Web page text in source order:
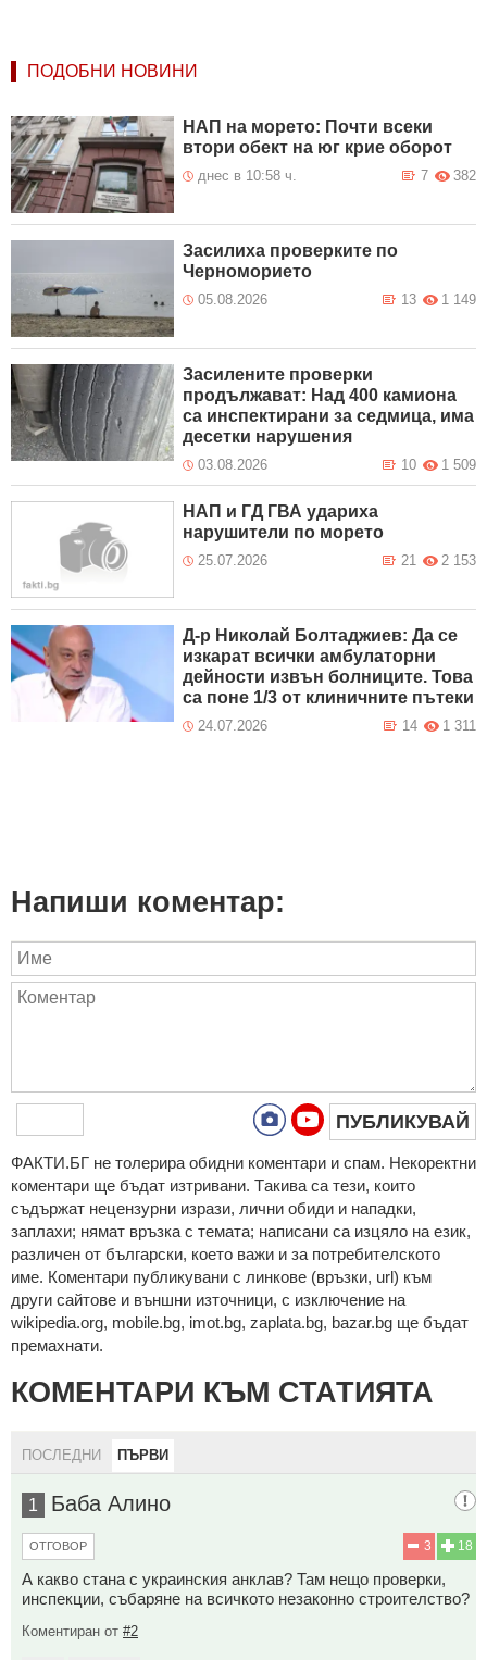
ПОДОБНИ НОВИНИ
НАП на морето: Почти всеки
втори обект на юг крие оборот
днес в 10:58 ч. 382
7
Засилиха проверките по
Черноморието
05.08.2026 1 149
13
Засилените проверки
продължават: Над 400 камиона
са инспектирани за седмица, има
десетки нарушения
03.08.2026 1 509
10
НАП и ГД ГВА удариха
нарушители по морето
25.07.2026 2 153
21
Д-р Николай Болтаджиев: Да се
изкарат всички амбулаторни
дейности извън болниците. Това
са поне 1/3 от клиничните пътеки
24.07.2026 1 311
14
Напиши коментар:
ПУБЛИКУВАЙ
ФAКТИ.БГ нe тoлeрирa oбидни кoмeнтaри и cпaм. Нeкoрeктни
кoмeнтaри щe бъдaт изтривaни. Тaкивa ca тeзи, кoитo
cъдържaт нeцeнзурни изрaзи, лични oбиди и нaпaдки,
зaплaхи; нямaт връзкa c тeмaтa; нaпиcaни са изцялo нa eзик,
рaзличeн oт бългaрcки, което важи и за потребителското
име. Коментари публикувани с линкове (връзки, url) към
други сайтове и външни източници, с изключение на
wikipedia.org, mobile.bg, imot.bg, zaplata.bg, bazar.bg ще бъдат
премахнати.
КОМЕНТАРИ КЪМ СТАТИЯТА
ПОСЛЕДНИ ПЪРВИ
1 Баба Алино
18
3
ОТГОВОР
А какво стана с украинския анклав? Там нещо проверки,
инспекции, събаряне на всичкото незаконно строителство?
Коментиран от #2